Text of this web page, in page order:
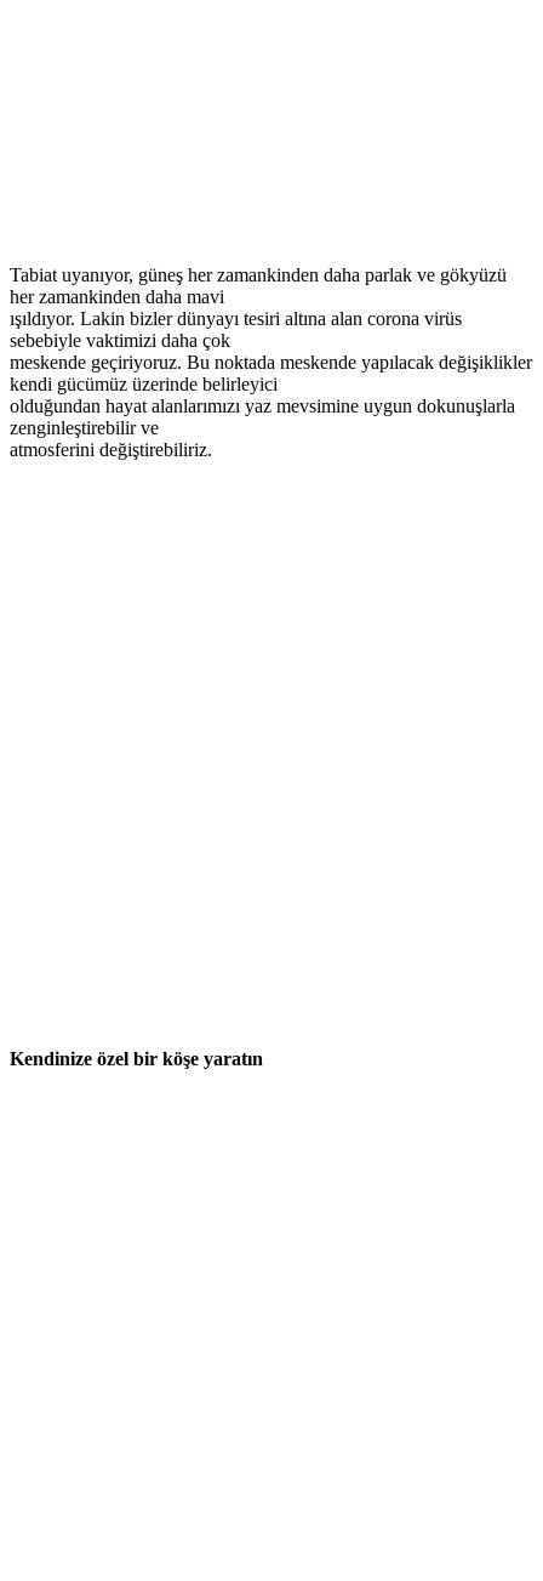
Tabiat uyanıyor, güneş her zamankinden daha parlak ve gökyüzü
her zamankinden daha mavi
ışıldıyor. Lakin bizler dünyayı tesiri altına alan corona virüs
sebebiyle vaktimizi daha çok
meskende geçiriyoruz. Bu noktada meskende yapılacak değişiklikler
kendi gücümüz üzerinde belirleyici
olduğundan hayat alanlarımızı yaz mevsimine uygun dokunuşlarla
zenginleştirebilir ve
atmosferini değiştirebiliriz.
Kendinize özel bir köşe yaratın